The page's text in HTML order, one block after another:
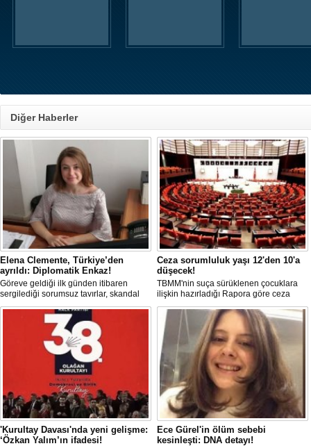
Diğer Haberler
Elena Clemente, Türkiye’den
ayrıldı: Diplomatik Enkaz!
Göreve geldiği ilk günden itibaren
sergilediği sorumsuz tavırlar, skandal
kararlar ve özellikle Türk öğrencilere
uyguladığı vize ambargosuyla tepkilerin
odağında olan İtalya’nın İstanbul
Başkonsolosu Elena Clemente’nin
Türkiye’deki görevi nihayet sona erdi.
Ceza sorumluluk yaşı 12'den 10'a
düşecek!
TBMM'nin suça sürüklenen çocuklara
ilişkin hazırladığı Rapora göre ceza
sorumluluğu yaşının; 12'den 10'a
düşürülmesi planlanıyor.
'Kurultay Davası'nda yeni gelişme:
‘Özkan Yalım’ın ifadesi!
Ece Gürel'in ölüm sebebi
kesinleşti: DNA detayı!